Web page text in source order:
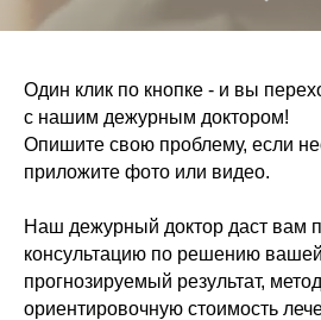
Один клик по кнопке - и вы
с нашим дежурным доктором!
Опишите свою проблему, если
приложите фото или видео.
Наш дежурный доктор даст вам
консультацию по решению
прогнозируемый результат,
ориентировочную стоимость